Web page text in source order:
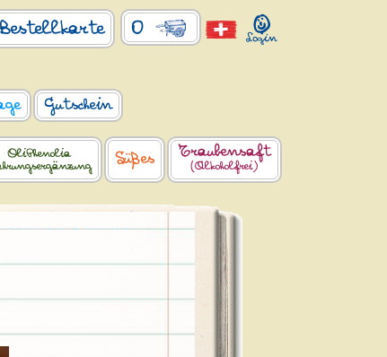
0
Bestellkarte
Gutschein
OliPhenolia
Süßes Traubensaft
(Alkoholfrei)